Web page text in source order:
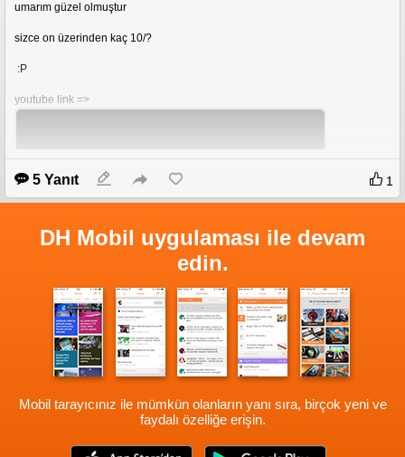
umarım güzel olmuştur
sizce on üzerinden kaç 10/?
:P
youtube link =>
A Nervous Pianist
youtube
My fl project 3
https://www.youtube.com/watch?si=_Eg3rA2uGN52URa4
&v=1hM7yriQag4&feature=youtu.be
5 Yanıt 1
DH Mobil uygulaması ile devam
edin.
Mobil tarayıcınız ile mümkün olanların yanı sıra, birçok yeni ve
faydalı özelliğe erişin.